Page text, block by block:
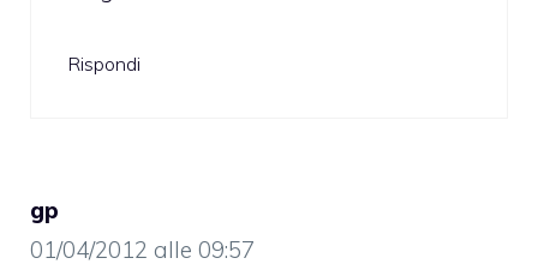
Rispondi
gp
01/04/2012 alle 09:57